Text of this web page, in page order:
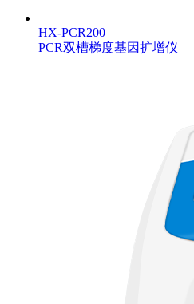
HX-PCR200
PCR双槽梯度基因扩增仪